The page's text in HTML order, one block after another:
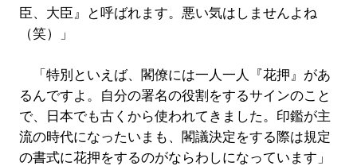
臣、大臣』と呼ばれます。悪い気はしませんよね
（笑）」
「特別といえば、閣僚には一人一人『花押』があ
るんですよ。自分の署名の役割をするサインのこと
で、日本でも古くから使われてきました。印鑑が主
流の時代になったいまも、閣議決定をする際は規定
の書式に花押をするのがならわしになっています」